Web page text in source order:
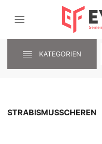
KATEGORIEN
STRABISMUSSCHEREN